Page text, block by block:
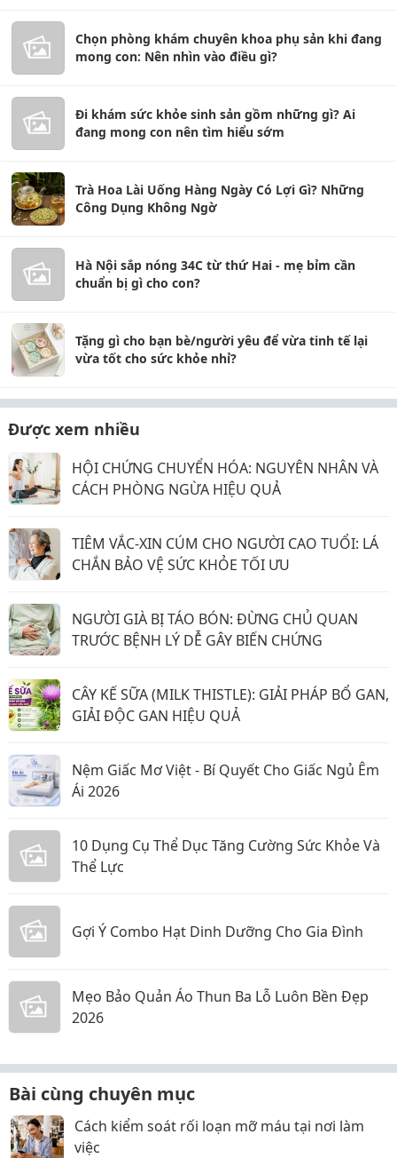
Chọn phòng khám chuyên khoa phụ sản khi đang
mong con: Nên nhìn vào điều gì?
Đi khám sức khỏe sinh sản gồm những gì? Ai
đang mong con nên tìm hiểu sớm
Trà Hoa Lài Uống Hàng Ngày Có Lợi Gì? Những
Công Dụng Không Ngờ
Hà Nội sắp nóng 34C từ thứ Hai - mẹ bỉm cần
chuẩn bị gì cho con?
Tặng gì cho bạn bè/người yêu để vừa tinh tế lại
vừa tốt cho sức khỏe nhỉ?
Được xem nhiều
HỘI CHỨNG CHUYỂN HÓA: NGUYÊN NHÂN VÀ
CÁCH PHÒNG NGỪA HIỆU QUẢ
TIÊM VẮC-XIN CÚM CHO NGƯỜI CAO TUỔI: LÁ
CHẮN BẢO VỆ SỨC KHỎE TỐI ƯU
NGƯỜI GIÀ BỊ TÁO BÓN: ĐỪNG CHỦ QUAN
TRƯỚC BỆNH LÝ DỄ GÂY BIẾN CHỨNG
CÂY KẾ SỮA (MILK THISTLE): GIẢI PHÁP BỔ GAN,
GIẢI ĐỘC GAN HIỆU QUẢ
Nệm Giấc Mơ Việt - Bí Quyết Cho Giấc Ngủ Êm
Ái 2026
10 Dụng Cụ Thể Dục Tăng Cường Sức Khỏe Và
Thể Lực
Gợi Ý Combo Hạt Dinh Dưỡng Cho Gia Đình
Mẹo Bảo Quản Áo Thun Ba Lỗ Luôn Bền Đẹp
2026
Bài cùng chuyên mục
Cách kiểm soát rối loạn mỡ máu tại nơi làm
việc